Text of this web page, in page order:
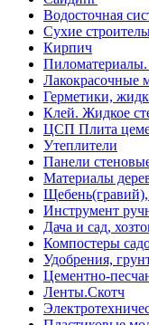
Водосточная
Сухие
Кирпич
Лакокрасочные
Герметики,
Клей. Жидкое
ЦСП Плита
Утеплители
Панели
Материалы
Инструмент
Дача и сад,
Компостеры
Удобрения,
Цементно-
Ленты.Скотч